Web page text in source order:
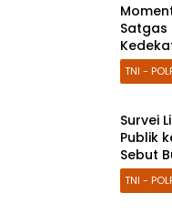
Satgas
Bakti
TNI -
Survei
Publik
Sebut
TNI -